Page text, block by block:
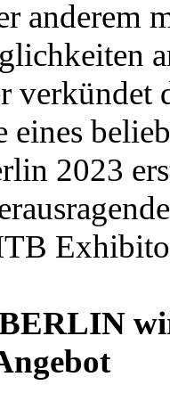
anderem
verkündet
eines
2023